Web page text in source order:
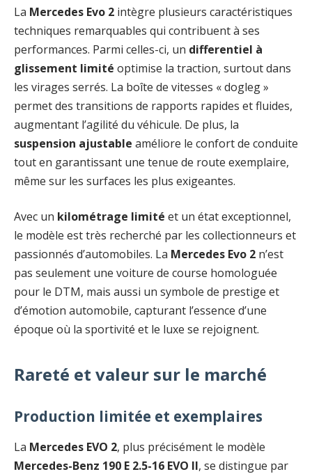
La Mercedes Evo 2 intègre plusieurs caractéristiques
techniques remarquables qui contribuent à ses
performances. Parmi celles-ci, un differentiel à
glissement limité optimise la traction, surtout dans
les virages serrés. La boîte de vitesses « dogleg »
permet des transitions de rapports rapides et fluides,
augmentant l’agilité du véhicule. De plus, la
suspension ajustable améliore le confort de conduite
tout en garantissant une tenue de route exemplaire,
même sur les surfaces les plus exigeantes.
Avec un kilométrage limité et un état exceptionnel,
le modèle est très recherché par les collectionneurs et
passionnés d’automobiles. La Mercedes Evo 2 n’est
pas seulement une voiture de course homologuée
pour le DTM, mais aussi un symbole de prestige et
d’émotion automobile, capturant l’essence d’une
époque où la sportivité et le luxe se rejoignent.
Rareté et valeur sur le marché
Production limitée et exemplaires
La Mercedes EVO 2, plus précisément le modèle
Mercedes-Benz 190 E 2.5-16 EVO II, se distingue par